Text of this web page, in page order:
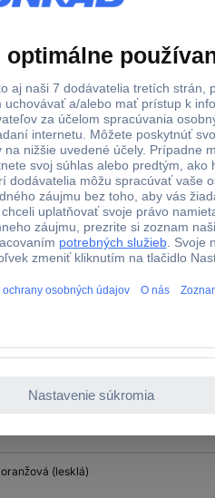
čierna (lesklá)
oranžová (lesklá)